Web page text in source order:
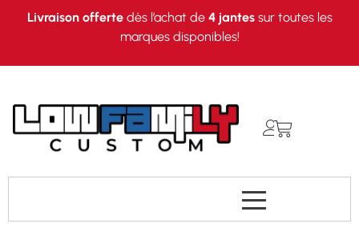
Livraison offertedès l’achat de 4 jantessur toutes les
marques disponibles!